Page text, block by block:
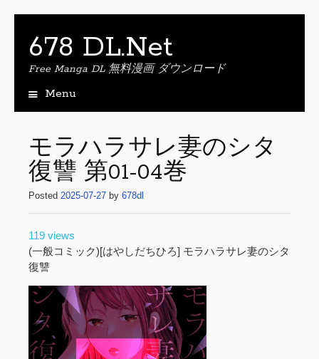
678 DL.Net
Free Manga DL 無料漫画 ダウンロード
Menu
i
p
t
o
c
o
t
n
t
モラハラサレ妻のシタ
復讐 第01-04巻
Posted 2025-07-27 by 678dl
119 views
(一般コミック)[はやしだちひろ] モラハラサレ妻のシタ
復讐